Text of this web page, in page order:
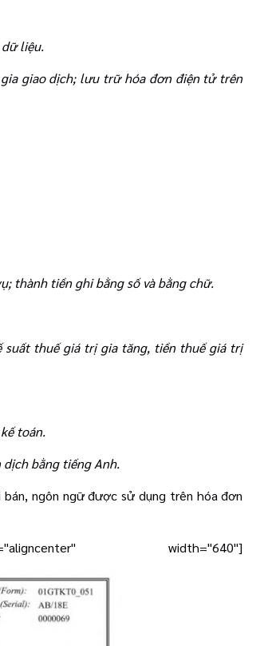
liệu.
giao dịch; lưu trữ hóa đơn điện tử trên
thành tiền ghi bằng số và bằng chữ.
thuế giá trị gia tăng, tiền thuế giá trị
toán.
bằng tiếng Anh.
ngôn ngữ được sử dụng trên hóa đơn
width="640"]